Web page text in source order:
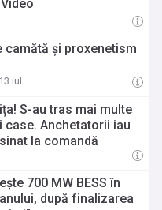
camătă şi proxenetism
iul
S-au tras mai multe
Anchetatorii iau
la comandă
700 MW BESS în
după finalizarea